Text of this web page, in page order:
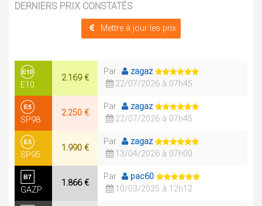
DERNIERS PRIX CONSTATÉS
Mettre à jour les prix
E10
2.169 €
Par
zagaz
22/07/2026 à 07h45
SP98
2.250 €
Par
zagaz
22/07/2026 à 07h45
SP95
1.990 €
Par
zagaz
13/04/2026 à 07h00
GAZP
1.866 €
Par
pac60
10/03/2025 à 12h12